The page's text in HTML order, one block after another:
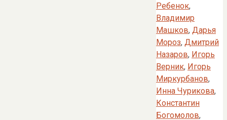
Ребенок,
Владимир
Машков, Дарья
Мороз, Дмитрий
Назаров, Игорь
Верник, Игорь
Миркурбанов,
Инна Чурикова,
Константин
Богомолов,